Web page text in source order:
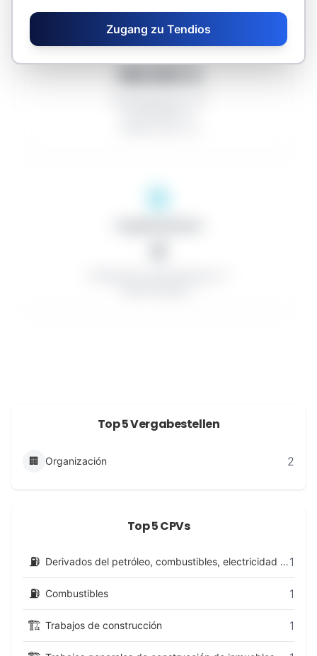
Durchschnitte
Zugang zu Tendios
Top 5 Vergabestellen
🏢 Organización 2
Top 5 CPVs
⛽ Derivados del petróleo, combustibles, electricidad y otras fuentes de energía1
⛽ Combustibles 1
🏗️ Trabajos de construcción 1